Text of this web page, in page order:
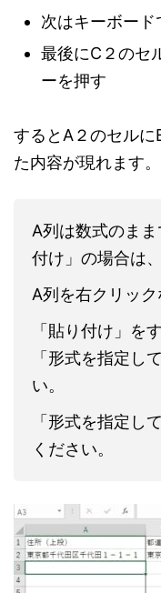
次はキーボード
最後にC２のセ
ーを押す
するとA２のセルに
た内容が現れます。
A列は数式のま
付け」の場合は、
A列を右クリック
「貼り付け」を
「形式を指定し
い。
「形式を指定し
ください。